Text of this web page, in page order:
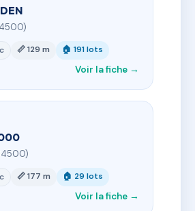
📏 129 m 🏠 191 lots
Voir la fiche →
📏 177 m 🏠 29 lots
Voir la fiche →